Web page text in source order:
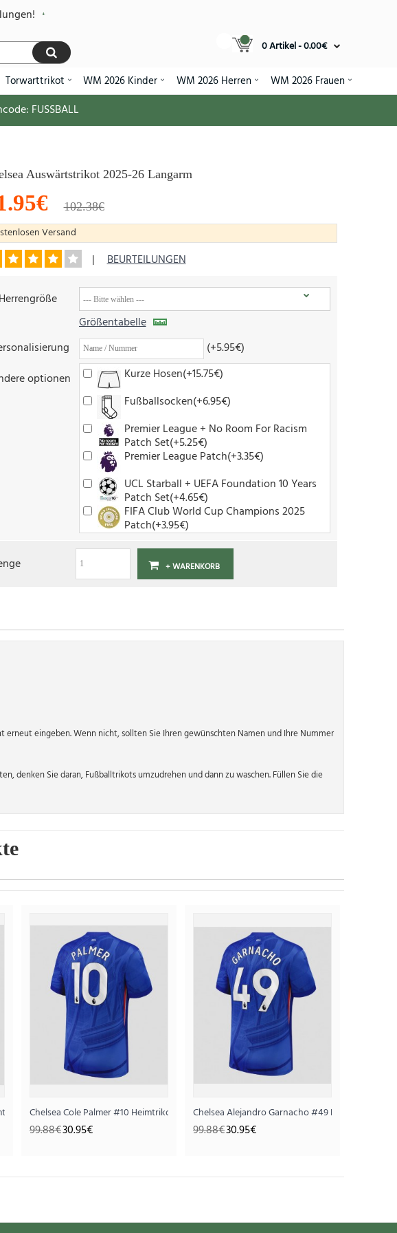
0 Artikel - 0.00€
Torwarttrikot WM 2026 Kinder WM 2026 Herren WM 2026 Frauen
FUSSBALL
Auswärtstrikot 2025-26 Langarm
102.38€
Versand
| BEURTEILUNGEN
Herrengröße
Größentabelle
(+5.95€)
optionen
Kurze Hosen(+15.75€)
Fußballsocken(+6.95€)
Premier League + No Room For Racism
Patch Set(+5.25€)
Premier League Patch(+3.35€)
UCL Starball + UEFA Foundation 10 Years
Patch Set(+4.65€)
FIFA Club World Cup Champions 2025
Patch(+3.95€)
erneut eingeben. Wenn nicht, sollten Sie Ihren gewünschten Namen und Ihre Nummer
denken Sie daran, Fußballtrikots umzudrehen und dann zu waschen. Füllen Sie die
2025-26 Kurzarm
Chelsea Cole Palmer #10 Heimtrikot 2025-26 Kurzarm
99.88€30.95€
Chelsea Alejandro Garnacho #49 Heimtrikot
99.88€30.95€